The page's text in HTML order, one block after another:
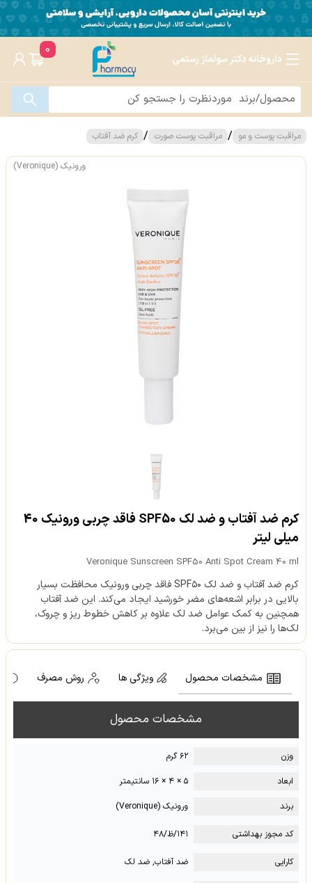
داروخانه دکتر سولماز رستمی
0
مراقبت پوست و مو / مراقبت پوست صورت / کرم ضد آفتاب
ورونیک (Veronique)
کرم ضد آفتاب و ضد لک SPF50 فاقد چربی ورونیک 40
میلی لیتر
Veronique Sunscreen SPF50 Anti Spot Cream 40 ml
کرم ضد آفتاب و ضد لک SPF۵۰ فاقد چربی ورونیک محافظت بسیار
بالایی در برابر اشعه‌های مضر خورشید ایجاد می‌کند. این ضد آفتاب
همچنین به کمک عوامل ضد لک علاوه بر کاهش خطوط ریز و چروک،
لک‌ها را نیز از بین می‌برد.
مشخصات محصول ویژگی ها روش مصرف
مشخصات محصول
وزن
۶۲ گرم
ابعاد
۵ × ۴ × ۱۶ سانتیمتر
برند
ورونیک (Veronique)
کد مجوز بهداشتی ۱۴۱/ظ/۴۸
کارایی ضد آفتاب, ضد لک